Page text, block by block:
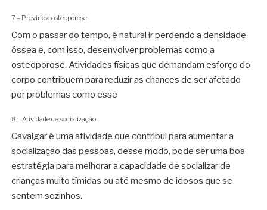
7 – Previne a osteoporose
Com o passar do tempo, é natural ir perdendo a densidade
óssea e, com isso, desenvolver problemas como a
osteoporose. Atividades físicas que demandam esforço do
corpo contribuem para reduzir as chances de ser afetado
por problemas como esse
8 – Atividade de socialização
Cavalgar é uma atividade que contribui para aumentar a
socialização das pessoas, desse modo, pode ser uma boa
estratégia para melhorar a capacidade de socializar de
crianças muito tímidas ou até mesmo de idosos que se
sentem sozinhos.